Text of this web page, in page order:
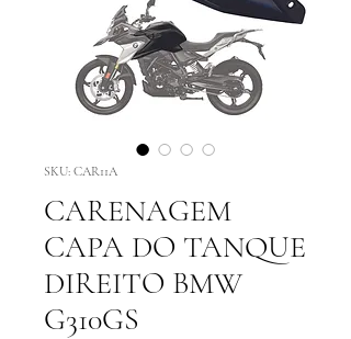
SKU: CAR11A
CARENAGEM
CAPA DO TANQUE
DIREITO BMW
G310GS